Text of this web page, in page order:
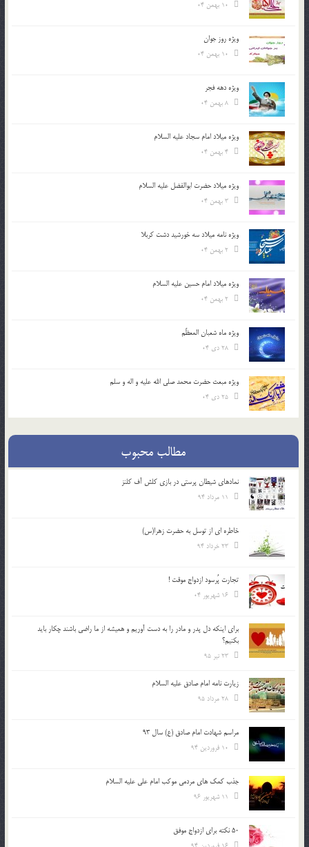
ویژه روز جوان
ویژه دهه فجر
ویژه میلاد امام سجاد علیه السلام
ویژه میلاد حضرت ابوالفضل علیه السلام
ویژه نامه میلاد سه خورشید دشت کربلا
ویژه میلاد امام حسین علیه السلام
ویژه ماه شعبان المعظّم
ویژه مبعث حضرت محمد صلی الله علیه و اله و سلم
مطالب محبوب
نمادهای شیطان پرستی در بازی کلش آف کلنز
خاطره ای از توسل به حضرت زهرا(س)
تجارت پُرسود ازدواج موقت !
براي اينكه دل پدر و مادر را به دست آوريم و هميشه از ما راضي باشند چكار بايد
بكنيم؟
زیارت نامه امام صادق علیه السلام
مراسم شهادت امام صادق (ع) سال 93
جذب کمک های مردمی موکب امام علی علیه السلام
50 نکته برای ازدواج موفق